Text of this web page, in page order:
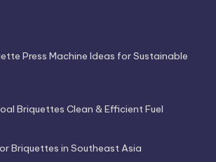
Press Machine Ideas for Sustainable
Briquettes Clean & Efficient Fuel
Briquettes in Southeast Asia